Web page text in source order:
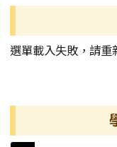
選單載入失敗，請重